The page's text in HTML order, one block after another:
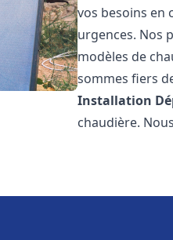
vos besoins en
urgences. Nos
modèles de
sommes fiers
Installation
chaudière.